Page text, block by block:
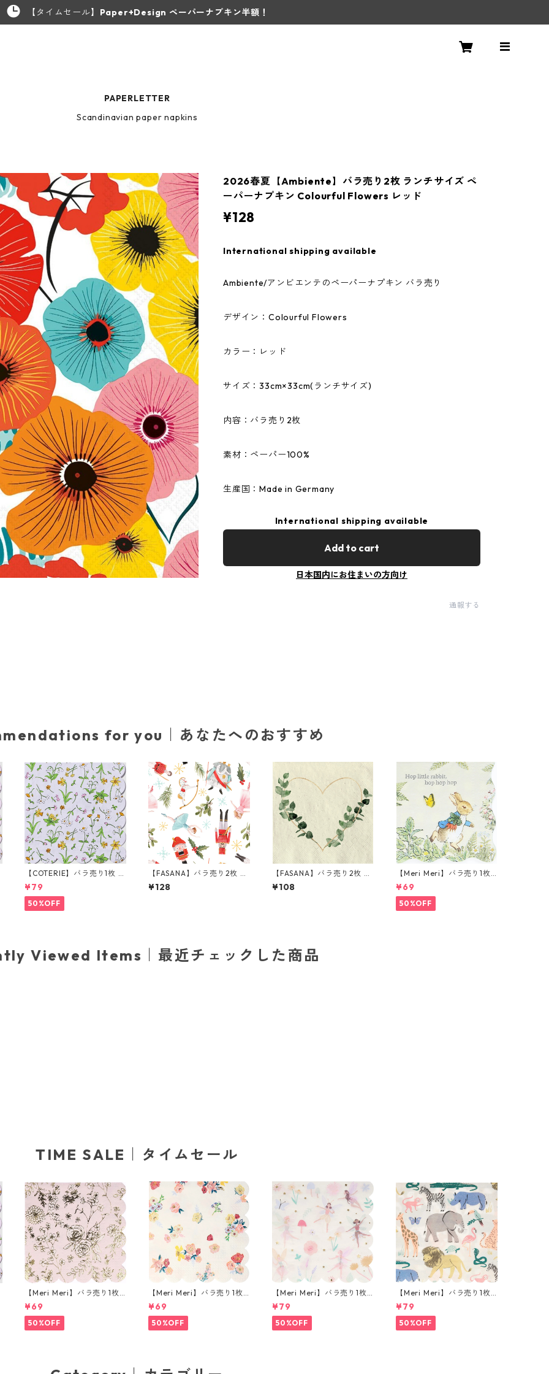
【タイムセール】 Paper+Design ペーパーナプキン半額！
PAPERLETTER
Scandinavian paper napkins
2026春夏【Ambiente】バラ売り2枚 ランチサイズ ペ
ーパーナプキン Colourful Flowers レッド
¥128
International shipping available
Ambiente/アンビエンテのペーパーナプキン バラ売り
デザイン：Colourful Flowers
カラー：レッド
サイズ：33cm×33cm(ランチサイズ)
内容：バラ売り2枚
素材：ペーパー100%
生産国：Made in Germany
International shipping available
Add to cart
日本国内にお住まいの方向け
通報する
for you｜あなたへのおすすめ
【COTERIE】バラ売り1枚 ラ
ンチサイズ ペーパーナプキ
ン Guess How Much I Love
You ブルー Anita Jeram ア
ニタ・ジェラーム
¥79
50%OFF
【FASANA】バラ売り2枚 ラ
ンチサイズ ペーパーナプキ
ン Nutcracker Fairytale ホ
¥128
【FASANA】バラ売り2枚 カ
クテルサイズ ペーパーナプ
キン golden heart ナチュ
¥108
【Meri Meri】バラ売り1枚
カクテルサイズ ペーパーナ
プキン Peter Rabbit In The
Garden クリーム ピーター
ラビット
¥69
50%OFF
Viewed Items｜最近チェックした商品
TIME SALE｜タイムセール
【Meri Meri】バラ売り1枚
カクテルサイズ ペーパーナ
プキン English Garden Lac
e ソフトピンク
¥69
50%OFF
【Meri Meri】バラ売り1枚
カクテルサイズ ペーパーナ
プキン English Garden ホ
ワイトxピンクxイエロー
¥69
50%OFF
【Meri Meri】バラ売り1枚
ランチサイズ ペーパーナプ
キン Fairy ホワイト
¥79
50%OFF
【Meri Meri】バラ売り1枚
ランチサイズ ペーパーナプ
キン Safari Animals ホワイ
ト
¥79
50%OFF